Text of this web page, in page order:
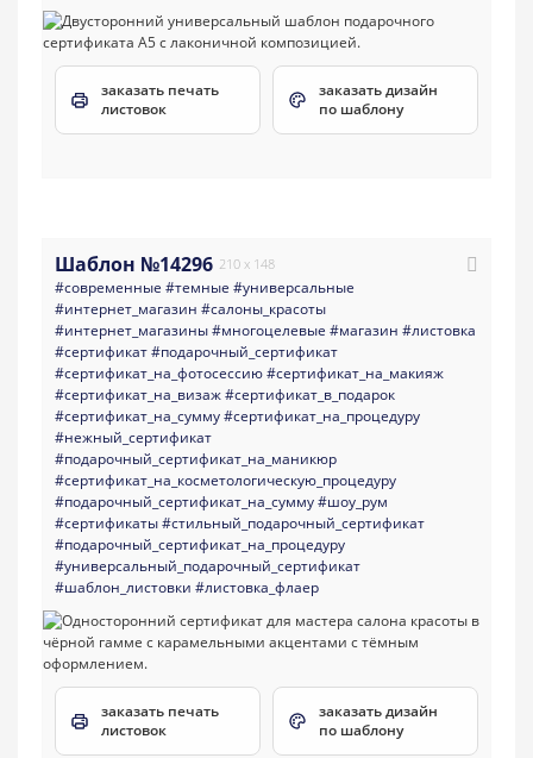
заказать печать
листовок
заказать дизайн
по шаблону
Шаблон №14296 210 x 148
#современные #темные #универсальные
#интернет_магазин #салоны_красоты
#интернет_магазины#многоцелевые #магазин #листовка
#сертификат#подарочный_сертификат
#сертификат_на_фотосессию#сертификат_на_макияж
#сертификат_на_визаж#сертификат_в_подарок
#сертификат_на_сумму#сертификат_на_процедуру
#нежный_сертификат
#подарочный_сертификат_на_маникюр
#сертификат_на_косметологическую_процедуру
#подарочный_сертификат_на_сумму#шоу_рум
#сертификаты#стильный_подарочный_сертификат
#подарочный_сертификат_на_процедуру
#универсальный_подарочный_сертификат
#шаблон_листовки #листовка_флаер
заказать печать
листовок
заказать дизайн
по шаблону